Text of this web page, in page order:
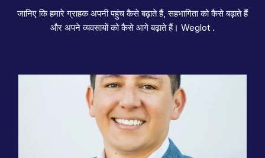
जानिए कि हमारे ग्राहक अपनी पहुंच कैसे बढ़ाते हैं, सहभागिता को कैसे बढ़ाते हैं
और अपने व्यवसायों को कैसे आगे बढ़ाते हैं। Weglot .
"हम अपनी 37 भाषाओं में AI अनुवाद का लाभ उठाते हैं